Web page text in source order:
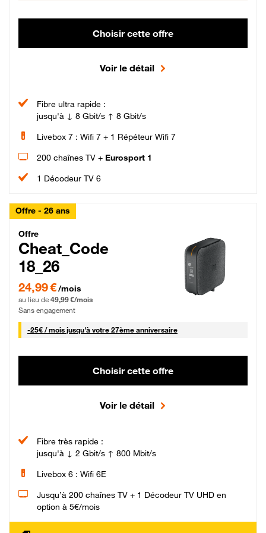
Choisir cette offre
Voir le détail
Fibre ultra rapide :
jusqu'à ↓ 8 Gbit/s ↑ 8 Gbit/s
Livebox 7 : Wifi 7 + 1 Répéteur Wifi 7
200 chaînes TV + Eurosport 1
1 Décodeur TV 6
Offre - 26 ans
Cheat_Code Fibre_18_26
Offre
Cheat_Code
18_26
24,99 € par mois pendant 0 mois puis 49,99 € par mois, Sans engagement
24,99 €/mois
au lieu de 49,99 €/mois
Sans engagement
-25€ / mois25 € par mois
jusqu'à votre 27ème anniversaire
Choisir cette offre
Voir le détail
Fibre très rapide :
jusqu'à ↓ 2 Gbit/s ↑ 800 Mbit/s
Livebox 6 : Wifi 6E
Jusqu’à 200 chaînes TV + 1 Décodeur TV UHD en
option à 5€/mois